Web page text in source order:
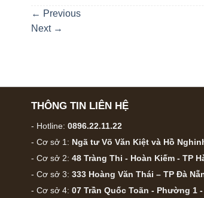
← Previous
Next →
THÔNG TIN LIÊN HỆ
- Hotline: 0896.22.11.22
- Cơ sở 1: Ngã tư Võ Văn Kiệt và Hồ
- Cơ sở 2: 48 Tràng Thi - Hoàn Kiếm - TP
- Cơ sở 3: 333 Hoàng Văn Thái – TP Đà
- Cơ sở 4: 07 Trần Quốc Toãn - Phường 1